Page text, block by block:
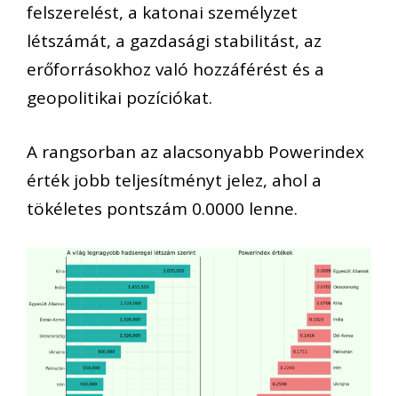
felszerelést, a katonai személyzet
létszámát, a gazdasági stabilitást, az
erőforrásokhoz való hozzáférést és a
geopolitikai pozíciókat.
A rangsorban az alacsonyabb Powerindex
érték jobb teljesítményt jelez, ahol a
tökéletes pontszám 0.0000 lenne.